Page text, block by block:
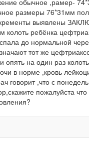
обычное ,рамер-
размеры 76*31мм
выявлены
колоть ребёнка
до нормальной
тот же
опять на один раз
в норме ,кровь
говорит ,что с
пожалуйста